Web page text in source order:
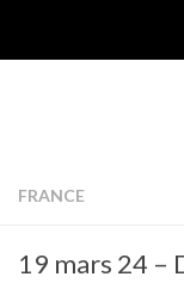
FRANCE
19 mars 24 –